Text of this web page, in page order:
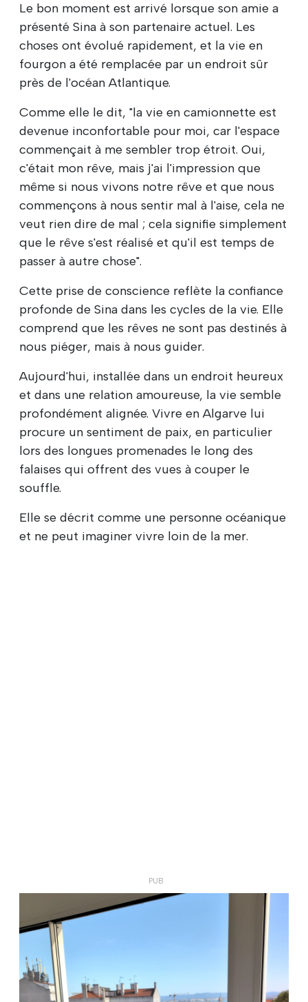
Le bon moment est arrivé lorsque son amie a
présenté Sina à son partenaire actuel. Les
choses ont évolué rapidement, et la vie en
fourgon a été remplacée par un endroit sûr
près de l'océan Atlantique.
Comme elle le dit, "la vie en camionnette est
devenue inconfortable pour moi, car l'espace
commençait à me sembler trop étroit. Oui,
c'était mon rêve, mais j'ai l'impression que
même si nous vivons notre rêve et que nous
commençons à nous sentir mal à l'aise, cela ne
veut rien dire de mal ; cela signifie simplement
que le rêve s'est réalisé et qu'il est temps de
passer à autre chose".
Cette prise de conscience reflète la confiance
profonde de Sina dans les cycles de la vie. Elle
comprend que les rêves ne sont pas destinés à
nous piéger, mais à nous guider.
Aujourd'hui, installée dans un endroit heureux
et dans une relation amoureuse, la vie semble
profondément alignée. Vivre en Algarve lui
procure un sentiment de paix, en particulier
lors des longues promenades le long des
falaises qui offrent des vues à couper le
souffle.
Elle se décrit comme une personne océanique
et ne peut imaginer vivre loin de la mer.